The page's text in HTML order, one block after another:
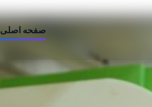
صفحه اصلی